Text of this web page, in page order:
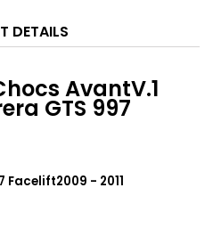
DETAILS
AvantV.1
GTS 997
Facelift2009 - 2011